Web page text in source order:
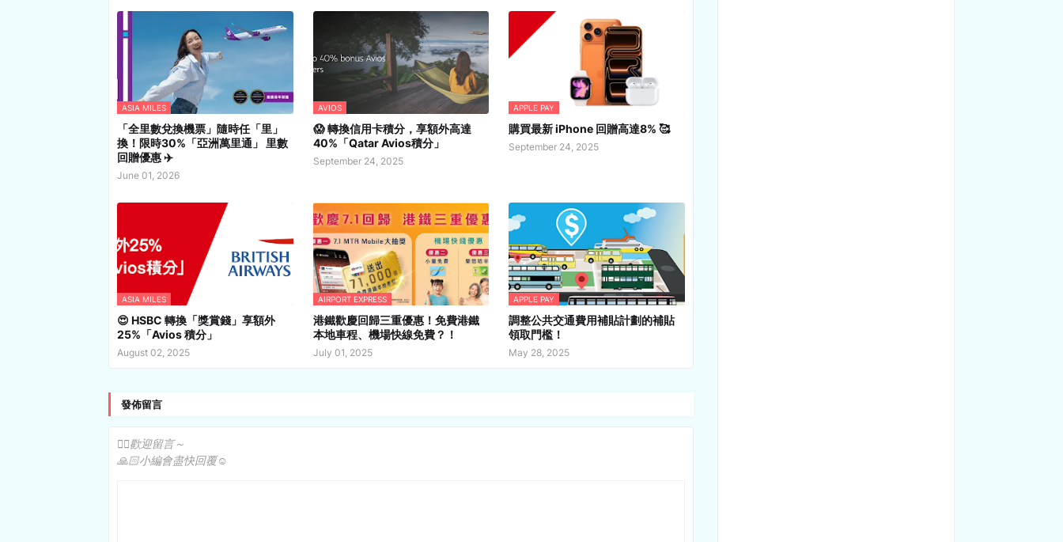
ASIA MILES
「全里數兌換機票」隨時任「里」
換！限時30%「亞洲萬里通」 里數
回贈優惠 ✈️
June 01, 2026
AVIOS
😱 轉換信用卡積分，享額外高達
40%「Qatar Avios積分」
September 24, 2025
APPLE PAY
購買最新 iPhone 回贈高達8% 🥰
September 24, 2025
ASIA MILES
😍 HSBC 轉換「獎賞錢」享額外
25%「Avios 積分」
August 02, 2025
AIRPORT EXPRESS
港鐵歡慶回歸三重優惠！免費港鐵
本地車程、機場快線免費？！
July 01, 2025
APPLE PAY
調整公共交通費用補貼計劃的補貼
領取門檻！
May 28, 2025
發佈留言
✍🏻歡迎留言～
🙏🏻小編會盡快回覆☺️